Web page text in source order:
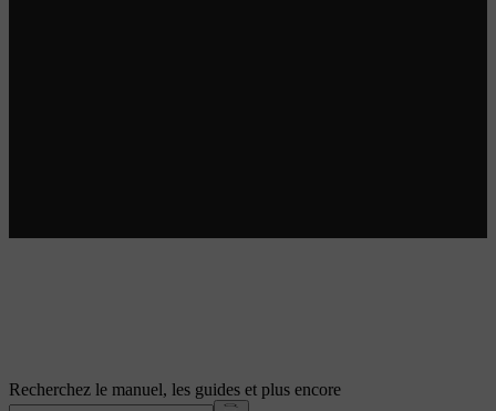
Recherchez le manuel, les guides et plus encore